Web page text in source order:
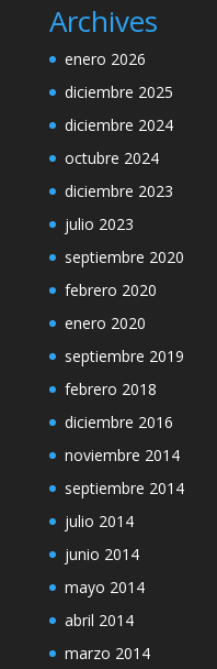
Archives
enero 2026
diciembre 2025
diciembre 2024
octubre 2024
diciembre 2023
julio 2023
septiembre 2020
febrero 2020
enero 2020
septiembre 2019
febrero 2018
diciembre 2016
noviembre 2014
septiembre 2014
julio 2014
junio 2014
mayo 2014
abril 2014
marzo 2014